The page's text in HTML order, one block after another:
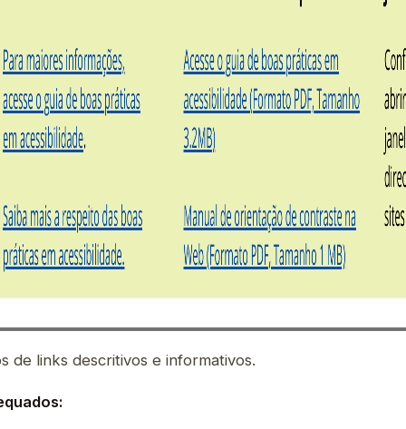
de links descritivos e informativos.